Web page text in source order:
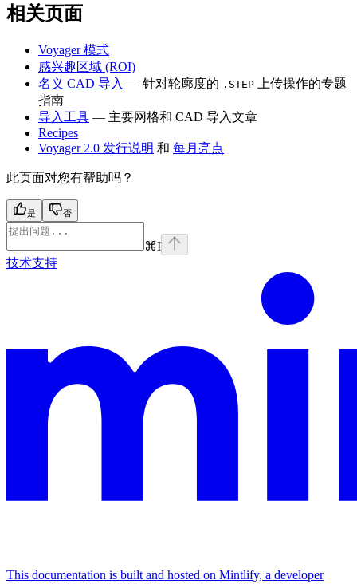
相关页面
Voyager 模式
感兴趣区域 (ROI)
名义 CAD 导入 — 针对轮廓度的 .STEP 上传操作的专题
指南
导入工具 — 主要网格和 CAD 导入文章
Recipes
Voyager 2.0 发行说明 和 每月亮点
此页面对您有帮助吗？
是 否
⌘I
技术支持
This documentation is built and hosted on Mintlify, a developer